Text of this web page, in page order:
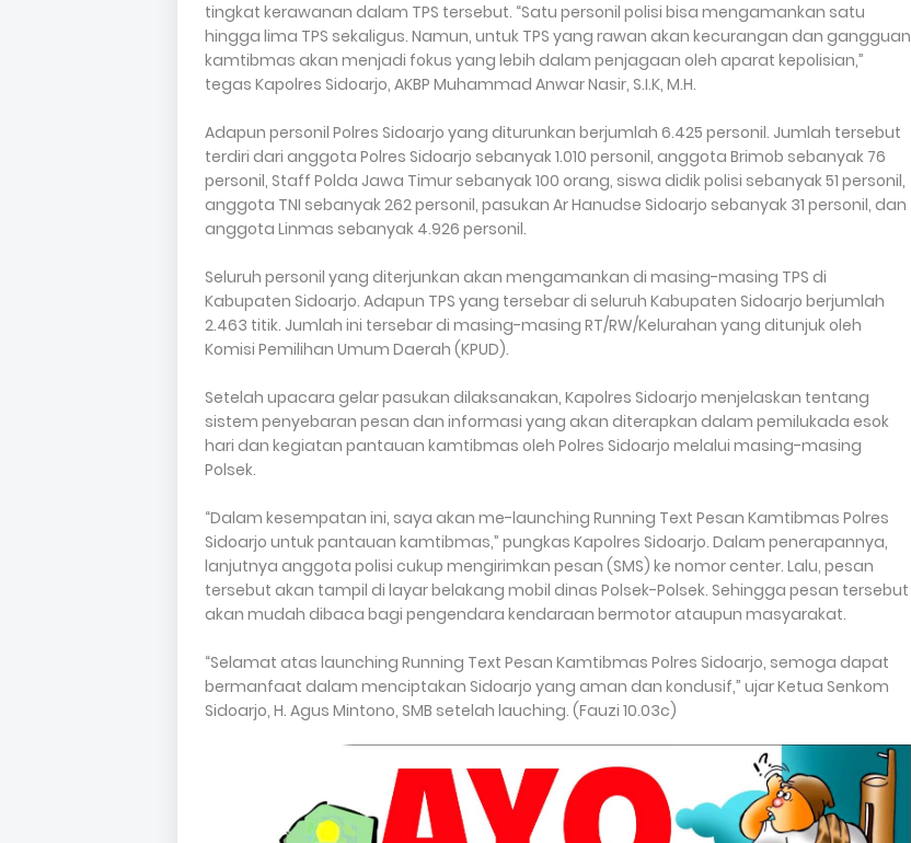
tingkat kerawanan dalam TPS tersebut. “Satu personil polisi bisa mengamankan satu
hingga lima TPS sekaligus. Namun, untuk TPS yang rawan akan kecurangan dan gangguan
kamtibmas akan menjadi fokus yang lebih dalam penjagaan oleh aparat kepolisian,”
tegas Kapolres Sidoarjo, AKBP Muhammad Anwar Nasir, S.I.K, M.H.
Adapun personil Polres Sidoarjo yang diturunkan berjumlah 6.425 personil. Jumlah tersebut
terdiri dari anggota Polres Sidoarjo sebanyak 1.010 personil, anggota Brimob sebanyak 76
personil, Staff Polda Jawa Timur sebanyak 100 orang, siswa didik polisi sebanyak 51 personil,
anggota TNI sebanyak 262 personil, pasukan Ar Hanudse Sidoarjo sebanyak 31 personil, dan
anggota Linmas sebanyak 4.926 personil.
Seluruh personil yang diterjunkan akan mengamankan di masing-masing TPS di
Kabupaten Sidoarjo. Adapun TPS yang tersebar di seluruh Kabupaten Sidoarjo berjumlah
2.463 titik. Jumlah ini tersebar di masing-masing RT/RW/Kelurahan yang ditunjuk oleh
Komisi Pemilihan Umum Daerah (KPUD).
Setelah upacara gelar pasukan dilaksanakan, Kapolres Sidoarjo menjelaskan tentang
sistem penyebaran pesan dan informasi yang akan diterapkan dalam pemilukada esok
hari dan kegiatan pantauan kamtibmas oleh Polres Sidoarjo melalui masing-masing
Polsek.
“Dalam kesempatan ini, saya akan me-launching Running Text Pesan Kamtibmas Polres
Sidoarjo untuk pantauan kamtibmas,” pungkas Kapolres Sidoarjo. Dalam penerapannya,
lanjutnya anggota polisi cukup mengirimkan pesan (SMS) ke nomor center. Lalu, pesan
tersebut akan tampil di layar belakang mobil dinas Polsek-Polsek. Sehingga pesan tersebut
akan mudah dibaca bagi pengendara kendaraan bermotor ataupun masyarakat.
“Selamat atas launching Running Text Pesan Kamtibmas Polres Sidoarjo, semoga dapat
bermanfaat dalam menciptakan Sidoarjo yang aman dan kondusif,” ujar Ketua Senkom
Sidoarjo, H. Agus Mintono, SMB setelah lauching. (Fauzi 10.03c)